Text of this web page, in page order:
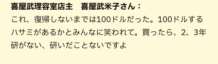
喜屋武理容室店主 喜屋武米子さん：
これ、復帰しないまでは100ドルだった。100ドルする
ハサミがあるかとみんなに笑われて。買ったら、2、3年
研がない、研いだことないですよ